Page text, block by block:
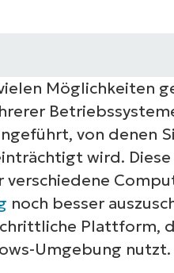
aktivieren
Sitzungsmodus
Möglichkeiten
von denen
wird.
noch besser
Plattform,
Umgebung nutzt.